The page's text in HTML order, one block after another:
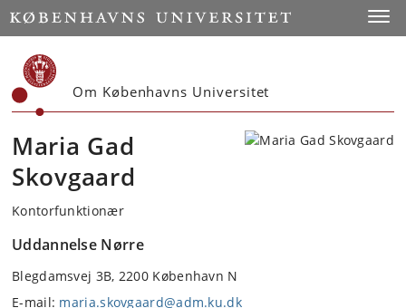
Start
Om Københavns Universitet
Maria Gad
Skovgaard
Kontorfunktionær
Uddannelse Nørre
Blegdamsvej 3B, 2200 København N
E-mail: maria.skovgaard@adm.ku.dk